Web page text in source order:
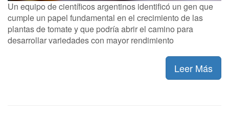
Un equipo de científicos argentinos identificó un gen que
cumple un papel fundamental en el crecimiento de las
plantas de tomate y que podría abrir el camino para
desarrollar variedades con mayor rendimiento
Leer Más